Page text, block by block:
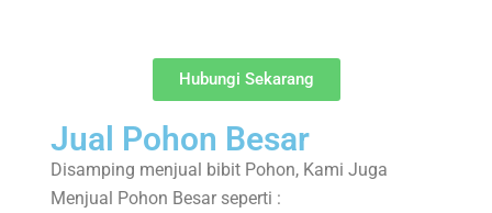
Hubungi Sekarang
Jual Pohon Besar
Disamping menjual bibit Pohon, Kami Juga
Menjual Pohon Besar seperti :